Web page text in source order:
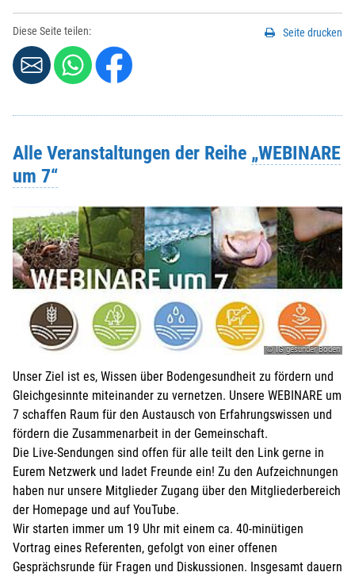
Diese Seite teilen: Seite drucken
Alle Veranstaltungen der Reihe „WEBINARE
um 7“
© IG gesunder Boden
Unser Ziel ist es, Wissen über Bodengesundheit zu fördern und
Gleichgesinnte miteinander zu vernetzen. Unsere WEBINARE um
7 schaffen Raum für den Austausch von Erfahrungswissen und
fördern die Zusammenarbeit in der Gemeinschaft.
Die Live-Sendungen sind offen für alle teilt den Link gerne in
Eurem Netzwerk und ladet Freunde ein! Zu den Aufzeichnungen
haben nur unsere Mitglieder Zugang über den Mitgliederbereich
der Homepage und auf YouTube.
Wir starten immer um 19 Uhr mit einem ca. 40-minütigen
Vortrag eines Referenten, gefolgt von einer offenen
Gesprächsrunde für Fragen und Diskussionen. Insgesamt dauern